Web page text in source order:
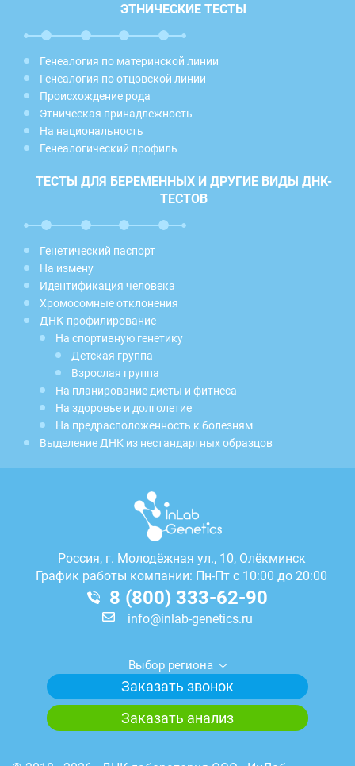
ЭТНИЧЕСКИЕ ТЕСТЫ
Генеалогия по материнской линии
Генеалогия по отцовской линии
Происхождение рода
Этническая принадлежность
На национальность
Генеалогический профиль
ТЕСТЫ ДЛЯ БЕРЕМЕННЫХ И ДРУГИЕ ВИДЫ ДНК-
ТЕСТОВ
Генетический паспорт
На измену
Идентификация человека
Хромосомные отклонения
ДНК-профилирование
На спортивную генетику
Детская группа
Взрослая группа
На планирование диеты и фитнеса
На здоровье и долголетие
На предрасположенность к болезням
Выделение ДНК из нестандартных образцов
Россия, г. Молодёжная ул., 10, Олёкминск
График работы компании: Пн-Пт с 10:00 до 20:00
8 (800) 333-62-90
info@inlab-genetics.ru
Выбор региона
Заказать звонок
Заказать анализ